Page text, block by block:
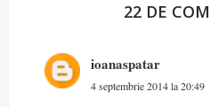
22 DE
ioanaspatar
4 septembrie 2014 la 20:49